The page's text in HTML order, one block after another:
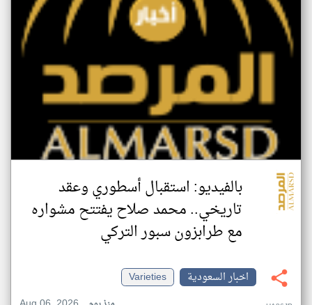
بالفيديو: استقبال أسطوري وعقد
تاريخي.. محمد صلاح يفتتح مشواره
مع طرابزون سبور التركي
اخبار السعودية
Varieties